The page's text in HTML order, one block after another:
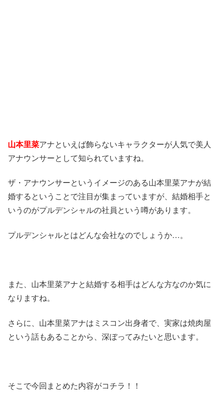
山本里菜アナといえば飾らないキャラクターが人気で美人
アナウンサーとして知られていますね。
ザ・アナウンサーというイメージのある山本里菜アナが結
婚するということで注目が集まっていますが、結婚相手と
いうのがプルデンシャルの社員という噂があります。
プルデンシャルとはどんな会社なのでしょうか…。
また、山本里菜アナと結婚する相手はどんな方なのか気に
なりますね。
さらに、山本里菜アナはミスコン出身者で、実家は焼肉屋
という話もあることから、深ぼってみたいと思います。
そこで今回まとめた内容がコチラ！！